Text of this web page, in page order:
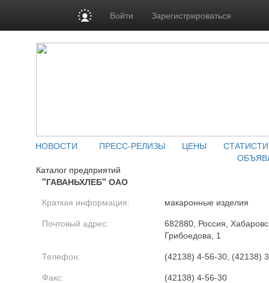
Войти Зарегистрироваться
НОВОСТИ ПРЕСС-РЕЛИЗЫ ЦЕНЫ
Каталог предприятий
"ГАВАНЬХЛЕБ" ОАО
Краткая информация: макаронные изделия
Почтовый адрес:
682880, Россия,
Грибоедова, 1
Телефон: (42138) 4-56-30, (42138)
Факс: (42138) 4-56-30